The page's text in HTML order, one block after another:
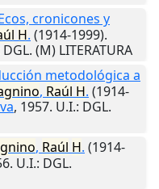
cronicones y
H. (1914-1999).
DGL. (M) LITERATURA
metodológica a
, Raúl H. (1914-
, 1957. U.I.: DGL.
, Raúl H. (1914-
. U.I.: DGL.